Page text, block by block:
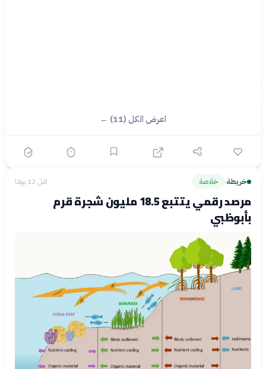
اعرض الكل (11) ←
خريطة› خلاصة قبل 12 يومًا
مرصد رقمي يتتبع 18.5 مليون شجرة قرم
بأبوظبي